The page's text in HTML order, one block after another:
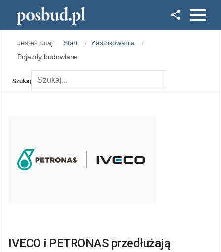
Instagram
Jesteś tutaj: Start
Zastosowania
Pojazdy budowlane
Szukaj
IVECO i PETRONAS przedłużają